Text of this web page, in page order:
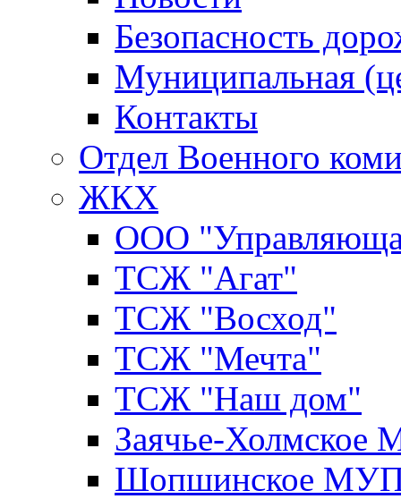
Безопасность
Муниципальная
Контакты
Отдел Военного
ЖКХ
ООО
ТСЖ "Агат"
ТСЖ "Восход"
ТСЖ "Мечта"
ТСЖ "Наш дом"
Заячье-
Шопшинское